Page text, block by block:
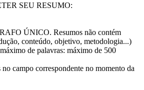
SEU RESUMO:
ÚNICO. Resumos não contém
conteúdo, objetivo, metodologia...)
de palavras: máximo de 500
campo correspondente no momento da